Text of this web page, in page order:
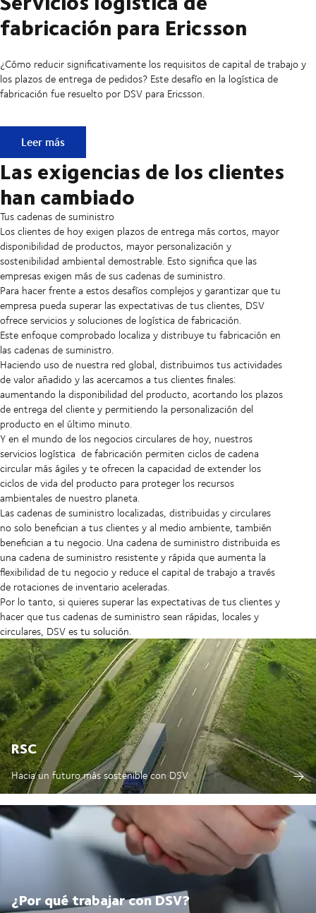
fabricación para Ericsson
¿Cómo reducir significativamente los requisitos de capital de trabajo y
los plazos de entrega de pedidos? Este desafío en la logística de
fabricación fue resuelto por DSV para Ericsson.
Servicios logística de fabricación para Ericsson
Leer más
Las exigencias de los clientes
han cambiado
Tus cadenas de suministro
Los clientes de hoy exigen plazos de entrega más cortos, mayor
disponibilidad de productos, mayor personalización y
sostenibilidad ambiental demostrable. Esto significa que las
empresas exigen más de sus cadenas de suministro.
Para hacer frente a estos desafíos complejos y garantizar que tu
empresa pueda superar las expectativas de tus clientes, DSV
ofrece servicios y soluciones de logística de fabricación.
Este enfoque comprobado localiza y distribuye tu fabricación en
las cadenas de suministro.
Haciendo uso de nuestra red global, distribuimos tus actividades
de valor añadido y las acercamos a tus clientes finales:
aumentando la disponibilidad del producto, acortando los plazos
de entrega del cliente y permitiendo la personalización del
producto en el último minuto.
Y en el mundo de los negocios circulares de hoy, nuestros
servicios logística de fabricación permiten ciclos de cadena
circular más ágiles y te ofrecen la capacidad de extender los
ciclos de vida del producto para proteger los recursos
ambientales de nuestro planeta.
Las cadenas de suministro localizadas, distribuidas y circulares
no solo benefician a tus clientes y al medio ambiente, también
benefician a tu negocio. Una cadena de suministro distribuida es
una cadena de suministro resistente y rápida que aumenta la
flexibilidad de tu negocio y reduce el capital de trabajo a través
de rotaciones de inventario aceleradas.
Por lo tanto, si quieres superar las expectativas de tus clientes y
hacer que tus cadenas de suministro sean rápidas, locales y
circulares, DSV es tu solución.
RSC
Hacia un futuro más sostenible con DSV
¿Por qué trabajar con DSV?